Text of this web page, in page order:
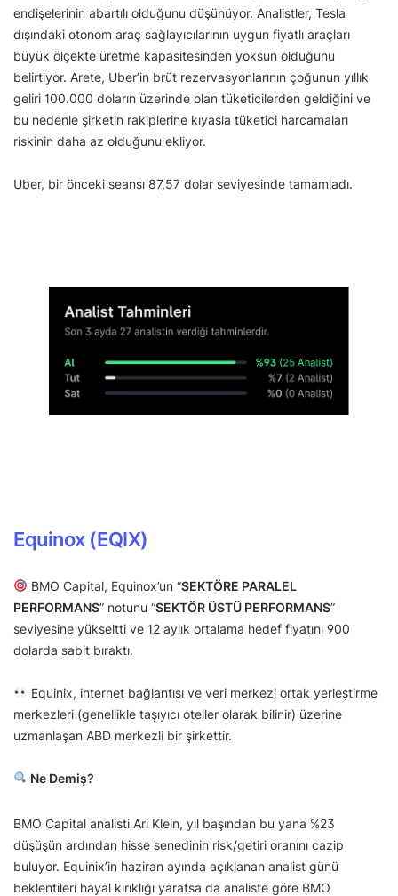
endişelerinin abartılı olduğunu düşünüyor. Analistler, Tesla
dışındaki otonom araç sağlayıcılarının uygun fiyatlı araçları
büyük ölçekte üretme kapasitesinden yoksun olduğunu
belirtiyor. Arete, Uber’in brüt rezervasyonlarının çoğunun yıllık
geliri 100.000 doların üzerinde olan tüketicilerden geldiğini ve
bu nedenle şirketin rakiplerine kıyasla tüketici harcamaları
riskinin daha az olduğunu ekliyor.
Uber, bir önceki seansı 87,57 dolar seviyesinde tamamladı.
Equinox (EQIX)
BMO Capital, Equinox’un “SEKTÖRE PARALEL
PERFORMANS” notunu “SEKTÖR ÜSTÜ PERFORMANS”
seviyesine yükseltti ve 12 aylık ortalama hedef fiyatını 900
dolarda sabit bıraktı.
Equinix, internet bağlantısı ve veri merkezi ortak yerleştirme
merkezleri (genellikle taşıyıcı oteller olarak bilinir) üzerine
uzmanlaşan ABD merkezli bir şirkettir.
Ne Demiş?
BMO Capital analisti Ari Klein, yıl başından bu yana %23
düşüşün ardından hisse senedinin risk/getiri oranını cazip
buluyor. Equinix’in haziran ayında açıklanan analist günü
beklentileri hayal kırıklığı yaratsa da analiste göre BMO